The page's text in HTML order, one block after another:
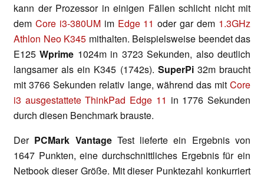
kann der Prozessor in einigen Fällen schlicht nicht mit
dem Core i3-380UMim Edge 11 oder gar dem 1.3GHz
Athlon Neo K345 mithalten. Beispielsweise beendet das
E125Wprime 1024m in 3723 Sekunden, also deutlich
langsamer als ein K345 (1742s). SuperPi 32m braucht
mit 3766 Sekunden relativ lange, während das mit Core
i3 ausgestattete ThinkPad Edge 11 in 1776 Sekunden
durch diesen Benchmark brauste.
Der PCMark VantageTest lieferte ein Ergebnis von
1647 Punkten, eine durchschnittliches Ergebnis für ein
Netbook dieser Größe. Mit dieser Punktezahl konkurriert